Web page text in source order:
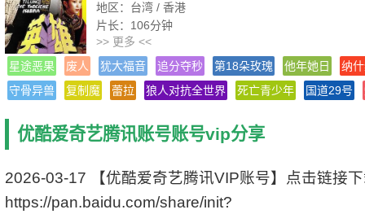
地区：台湾 / 香港
片长：106分钟
导演：午马
热度：96℃
类型：剧情/动作/武侠/古装
语言：汉语普通话
主演： 狄龙/李修贤/施思/午马
更新：2020-11-21
影片别名：侠骨英雄传
>> 更多 <<
星途恶果
废人 犹大福音 追分夺秒 第18朵玫瑰 他年她日
纳
守骨异兽
复制魔 蕾拉 狼人对抗全世界 死亡青少年 国道29号
优酷爱奇艺腾讯账号账号vip分享
2026-03-17 【优酷爱奇艺腾讯VIP账号】点击链接
https://pan.baidu.com/share/init?